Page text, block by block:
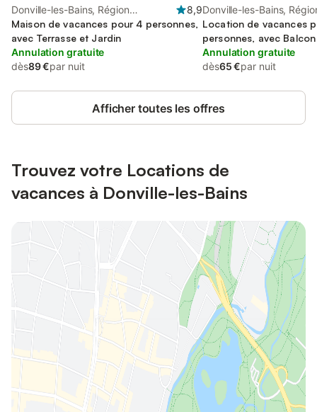
Donville-les-Bains, Région
d'Avranches
8,9
Maison de vacances pour 4 personnes,
avec Terrasse et Jardin
Annulation gratuite
dès89 €par nuit
Donville-les-Bains,
d'Avranches
Location de vacances
personnes, avec Balcon
Annulation gratuite
dès65 €par nuit
Afficher toutes les offres
Trouvez votre Locations de
vacances à Donville-les-Bains